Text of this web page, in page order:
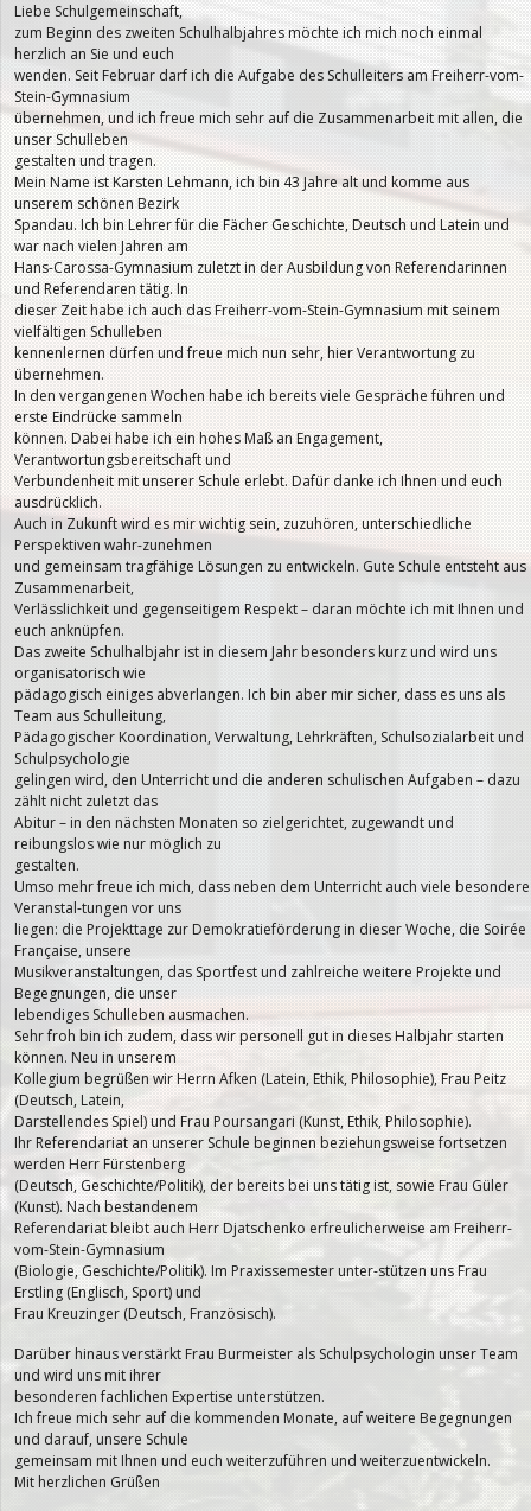
Liebe Schulgemeinschaft,
zum Beginn des zweiten Schulhalbjahres möchte ich mich noch einmal
herzlich an Sie und euch
wenden. Seit Februar darf ich die Aufgabe des Schulleiters am Freiherr-vom-
Stein-Gymnasium
übernehmen, und ich freue mich sehr auf die Zusammenarbeit mit allen, die
unser Schulleben
gestalten und tragen.
Mein Name ist Karsten Lehmann, ich bin 43 Jahre alt und komme aus
unserem schönen Bezirk
Spandau. Ich bin Lehrer für die Fächer Geschichte, Deutsch und Latein und
war nach vielen Jahren am
Hans-Carossa-Gymnasium zuletzt in der Ausbildung von Referendarinnen
und Referendaren tätig. In
dieser Zeit habe ich auch das Freiherr-vom-Stein-Gymnasium mit seinem
vielfältigen Schulleben
kennenlernen dürfen und freue mich nun sehr, hier Verantwortung zu
übernehmen.
In den vergangenen Wochen habe ich bereits viele Gespräche führen und
erste Eindrücke sammeln
können. Dabei habe ich ein hohes Maß an Engagement,
Verantwortungsbereitschaft und
Verbundenheit mit unserer Schule erlebt. Dafür danke ich Ihnen und euch
ausdrücklich.
Auch in Zukunft wird es mir wichtig sein, zuzuhören, unterschiedliche
Perspektiven wahr-zunehmen
und gemeinsam tragfähige Lösungen zu entwickeln. Gute Schule entsteht aus
Zusammenarbeit,
Verlässlichkeit und gegenseitigem Respekt – daran möchte ich mit Ihnen und
euch anknüpfen.
Das zweite Schulhalbjahr ist in diesem Jahr besonders kurz und wird uns
organisatorisch wie
pädagogisch einiges abverlangen. Ich bin aber mir sicher, dass es uns als
Team aus Schulleitung,
Pädagogischer Koordination, Verwaltung, Lehrkräften, Schulsozialarbeit und
Schulpsychologie
gelingen wird, den Unterricht und die anderen schulischen Aufgaben – dazu
zählt nicht zuletzt das
Abitur – in den nächsten Monaten so zielgerichtet, zugewandt und
reibungslos wie nur möglich zu
gestalten.
Umso mehr freue ich mich, dass neben dem Unterricht auch viele besondere
Veranstal-tungen vor uns
liegen: die Projekttage zur Demokratieförderung in dieser Woche, die Soirée
Française, unsere
Musikveranstaltungen, das Sportfest und zahlreiche weitere Projekte und
Begegnungen, die unser
lebendiges Schulleben ausmachen.
Sehr froh bin ich zudem, dass wir personell gut in dieses Halbjahr starten
können. Neu in unserem
Kollegium begrüßen wir Herrn Afken (Latein, Ethik, Philosophie), Frau Peitz
(Deutsch, Latein,
Darstellendes Spiel) und Frau Poursangari (Kunst, Ethik, Philosophie).
Ihr Referendariat an unserer Schule beginnen beziehungsweise fortsetzen
werden Herr Fürstenberg
(Deutsch, Geschichte/Politik), der bereits bei uns tätig ist, sowie Frau Güler
(Kunst). Nach bestandenem
Referendariat bleibt auch Herr Djatschenko erfreulicherweise am Freiherr-
vom-Stein-Gymnasium
(Biologie, Geschichte/Politik). Im Praxissemester unter-stützen uns Frau
Erstling (Englisch, Sport) und
Frau Kreuzinger (Deutsch, Französisch).
Darüber hinaus verstärkt Frau Burmeister als Schulpsychologin unser Team
und wird uns mit ihrer
besonderen fachlichen Expertise unterstützen.
Ich freue mich sehr auf die kommenden Monate, auf weitere Begegnungen
und darauf, unsere Schule
gemeinsam mit Ihnen und euch weiterzuführen und weiterzuentwickeln.
Mit herzlichen Grüßen